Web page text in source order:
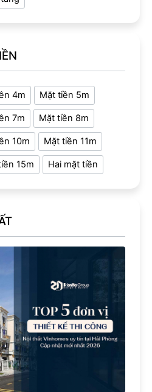
4m Mặt tiền 5m
7m Mặt tiền 8m
10m Mặt tiền 11m
15m Hai mặt tiền